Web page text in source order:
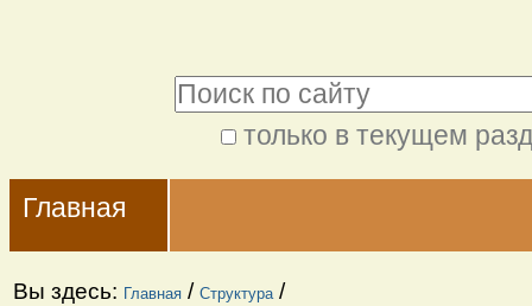
содержимому.
Перейти
навигации
только в текущем
поиск
Navigation
Главная
Вы здесь: Главная / Структура /